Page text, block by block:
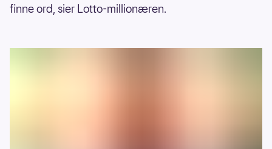
finne ord, sier Lotto-millionæren.